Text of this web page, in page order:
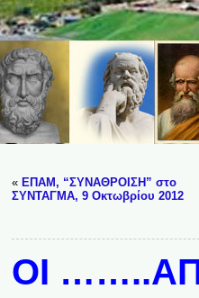
« ΕΠΑΜ, “ΣΥΝΑΘΡΟΙΣΗ” στο
ΣΥΝΤΑΓΜΑ, 9 Οκτωβρίου 2012
ΟΙ